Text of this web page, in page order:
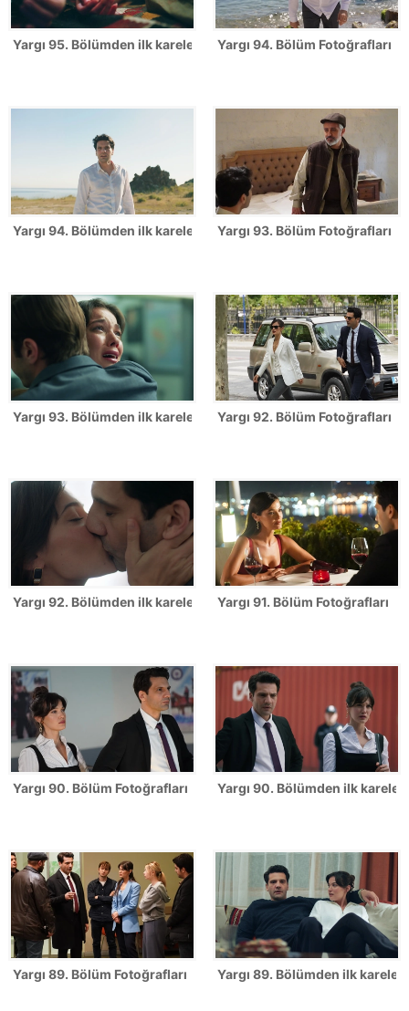
Yargı 95. Bölümden ilk kareler! Yargı 94. Bölüm Fotoğrafları
Yargı 94. Bölümden ilk kareler! Yargı 93. Bölüm Fotoğrafları
Yargı 93. Bölümden ilk kareler! Yargı 92. Bölüm Fotoğrafları
Yargı 92. Bölümden ilk kareler! Yargı 91. Bölüm Fotoğrafları
Yargı 90. Bölüm Fotoğrafları Yargı 90. Bölümden ilk kareler!
Yargı 89. Bölüm Fotoğrafları Yargı 89. Bölümden ilk kareler